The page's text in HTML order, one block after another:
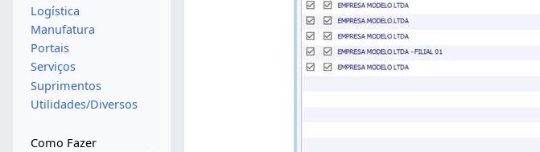
Logística
Manufatura
Portais
Serviços
Suprimentos
Utilidades/Diversos
Como Fazer